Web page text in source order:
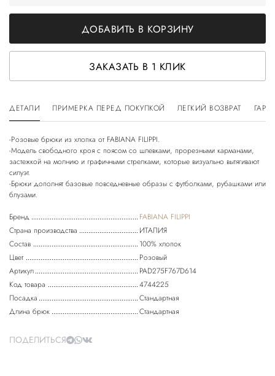
ДОБАВИТЬ В КОРЗИНУ
ЗАКАЗАТЬ В 1 КЛИК
ДЕТАЛИ ПРИМЕРКА ПЕРЕД ПОКУПКОЙ ЛЕГКИЙ ВОЗВРАТ
-Розовые брюки из хлопка от FABIANA FILIPPI.
-Модель свободного кроя с поясом со шлевками, прорезными карманами,
застежкой на молнию и графичными стрелками, которые визуально вытягивают
силуэт.
-Брюки дополнят базовые повседневные образы с футболками, рубашками или
Бренд
FABIANA FILIPPI
Страна производства
ИТАЛИЯ
Состав
100% хлопок
Цвет
Розовый
Артикул
PAD275F767D614
Код товара
4744225
Посадка
Стандартная
Длина брюк
Стандартная
ПОДЕЛИТЬСЯ